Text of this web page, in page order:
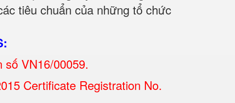
tiêu chuẩn của những tổ chức
VN16/00059.
Certificate Registration No.